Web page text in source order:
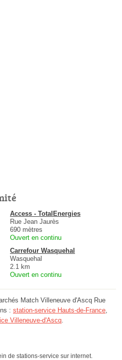
Access - TotalEnergies
Rue Jean Jaurès
690 mètres
Ouvert en continu
Carrefour Wasquehal
Wasquehal
2.1 km
Ouvert en continu
Match Villeneuve d'Ascq Rue
: station-service Hauts-de-France
Villeneuve-d'Ascq
de stations-service sur internet.